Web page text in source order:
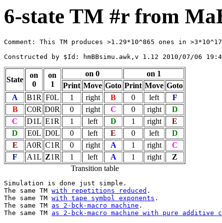
6-state TM #r from
Comment: This TM produces >1.29*10^865 ones in
State
on
0
on
1
on 0
on 1
Print Move Goto Print Move Goto
A
B1R F0L 1 right B 0 left
F
B
C0R D0R 0 right C 0 right
D
C
D1L E1R 1 left D 1 right
E
D
E0L D0L 0 left E 0 left
D
E
A0R C1R 0 right A 1 right
C
F
A1L Z1R 1 left A 1 right
Z
Transition table
Simulation is done just simple.
The same TM with repetitions reduced .
The same TM with tape symbol exponents .
The same TM as 2-bck-macro machine .
The same TM as 2-bck-macro machine with pure additive